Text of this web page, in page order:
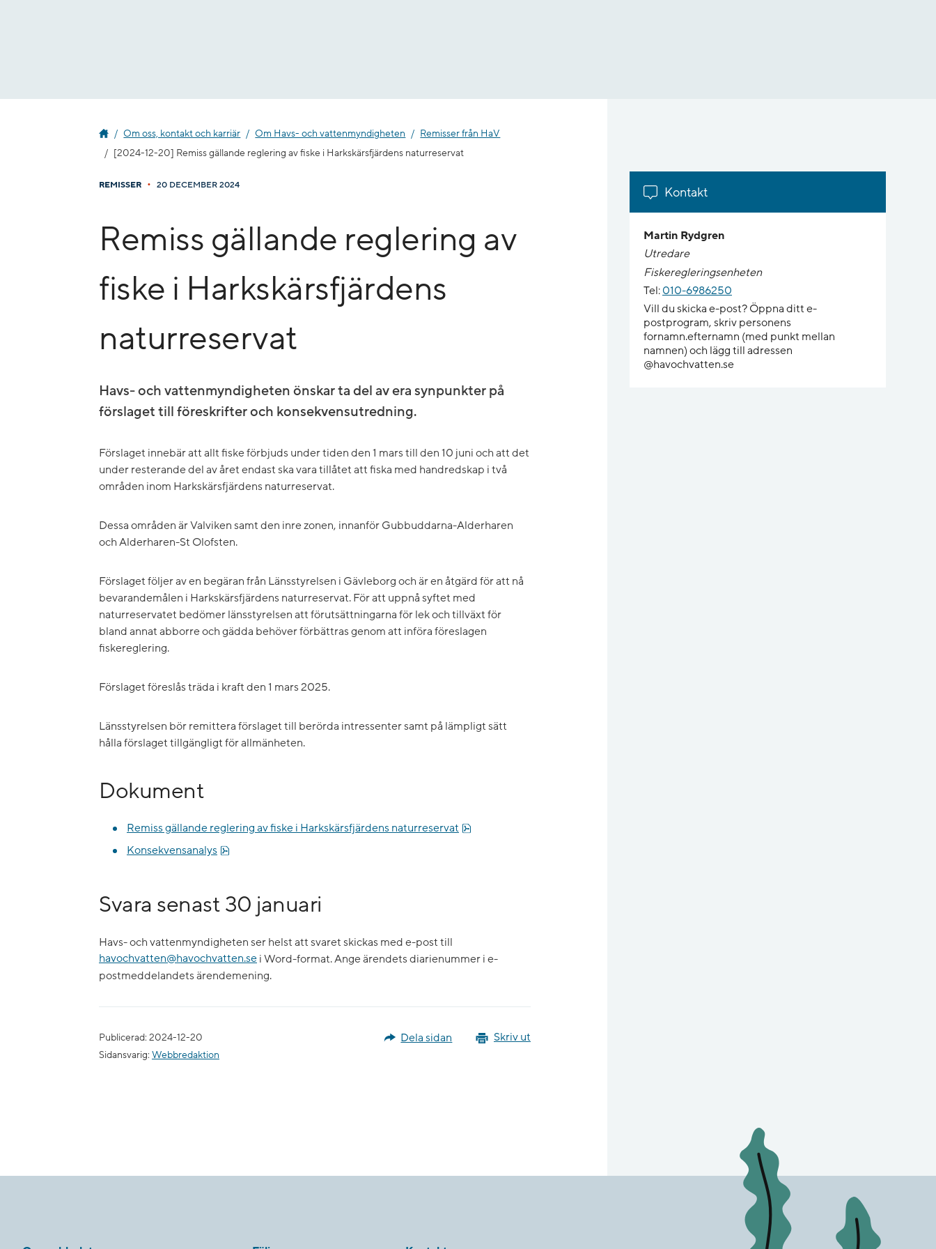
Om oss, kontakt och karriär Om Havs- och vatten­myndigheten
Remisser från HaV
[2024-12-20] Remiss gällande reglering av fiske i Harkskärsfjärdens naturreservat
REMISSER • 20 DECEMBER 2024
Remiss gällande reglering av
fiske i Harkskärsfjärdens
naturreservat
Havs- och vattenmyndigheten önskar ta del av era synpunkter på
förslaget till föreskrifter och konsekvensutredning.
Förslaget innebär att allt fiske förbjuds under tiden den 1 mars till den 10 juni och att det
under resterande del av året endast ska vara tillåtet att fiska med handredskap i två
områden inom Harkskärsfjärdens naturreservat.
Dessa områden är Valviken samt den inre zonen, innanför Gubbuddarna-Alderharen
och Alderharen-St Olofsten.
Förslaget följer av en begäran från Länsstyrelsen i Gävleborg och är en åtgärd för att nå
bevarandemålen i Harkskärsfjärdens naturreservat. För att uppnå syftet med
naturreservatet bedömer länsstyrelsen att förutsättningarna för lek och tillväxt för
bland annat abborre och gädda behöver förbättras genom att införa föreslagen
fiskereglering.
Förslaget föreslås träda i kraft den 1 mars 2025.
Länsstyrelsen bör remittera förslaget till berörda intressenter samt på lämpligt sätt
hålla förslaget tillgängligt för allmänheten.
Dokument
Remiss gällande reglering av fiske i Harkskärsfjärdens naturreservat
Konsekvensanalys
Svara senast 30 januari
Havs- och vattenmyndigheten ser helst att svaret skickas med e-post till
havochvatten@havochvatten.se i Word-format. Ange ärendets diarienummer i e-
postmeddelandets ärendemening.
Publicerad: 2024-12-20
Sidansvarig: Webbredaktion
Skriv ut
Dela sidan
Kontakt
Martin Rydgren
Utredare
Fiskeregleringsenheten
Tel: 010-6986250
Vill du skicka e-post? Öppna ditt e-
postprogram, skriv personens
fornamn.efternamn (med punkt mellan
namnen) och lägg till adressen
@havochvatten.se